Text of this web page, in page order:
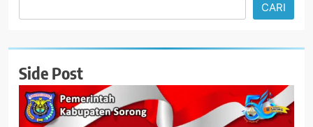
CARI
Side Post